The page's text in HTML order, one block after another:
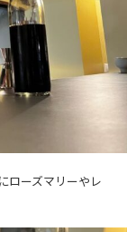
ローズマリーやレ